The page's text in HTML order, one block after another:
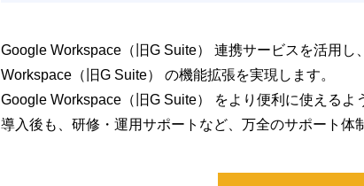
Google Workspace（旧G Suite） 連携サービスを活用
Workspace（旧G Suite） の機能拡張を実現します。
Google Workspace（旧G Suite） をより便利に使えるよ
導入後も、研修・運用サポートなど、万全のサポート体